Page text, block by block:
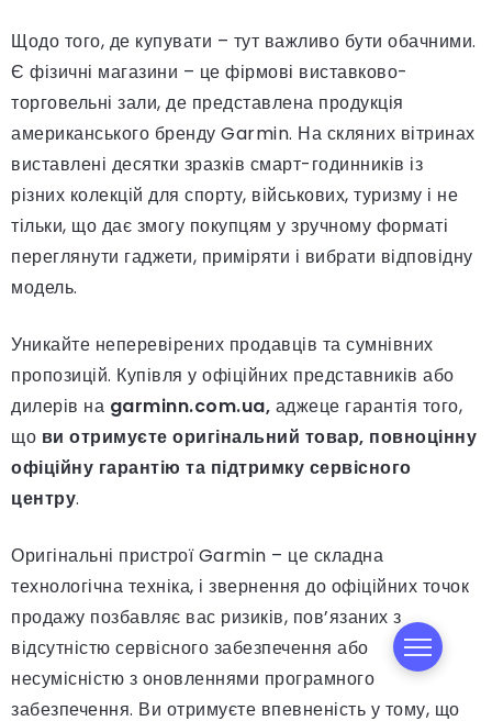
Щодо того, де купувати – тут важливо бути обачними.
Є фізичні магазини – це фірмові виставково-
торговельні зали, де представлена продукція
американського бренду Garmin. На скляних вітринах
виставлені десятки зразків смарт-годинників із
різних колекцій для спорту, військових, туризму і не
тільки, що дає змогу покупцям у зручному форматі
переглянути гаджети, приміряти і вибрати відповідну
модель.
Уникайте неперевірених продавців та сумнівних
пропозицій. Купівля у офіційних представників або
дилерів на garminn.com.ua, аджеце гарантія того,
що ви отримуєте оригінальний товар, повноцінну
офіційну гарантію та підтримку сервісного
центру.
Оригінальні пристрої Garmin – це складна
технологічна техніка, і звернення до офіційних точок
продажу позбавляє вас ризиків, пов’язаних з
відсутністю сервісного забезпечення або
несумісністю з оновленнями програмного
забезпечення. Ви отримуєте впевненість у тому, що